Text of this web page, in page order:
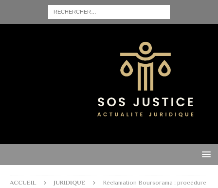
ACCUEIL JURIDIQUE
Réclamation Boursorama : procédure